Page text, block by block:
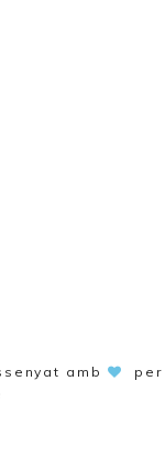
amb
per